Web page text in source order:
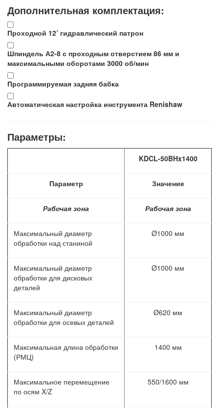
Дополнительная комплектация:
Проходной 12’ гидравлический патрон
Шпиндель А2-8 с проходным отверстием 86 мм и
максимальными оборотами 3000 об/мин
Программируемая задняя бабка
Автоматическая настройка инструмента Renishaw
Параметры:
KDCL-50BHx1400
Параметр Значение
Рабочая зона Рабочая зона
Максимальный диаметр
обработки над станиной
Ø1000 мм
Максимальный диаметр
обработки для дисковых
деталей
Ø1000 мм
Максимальный диаметр
обработки для осевых деталей
Ø620 мм
Максимальная длина обработки
(РМЦ)
1400 мм
Максимальное перемещение
по осям X/Z
550/1600 мм